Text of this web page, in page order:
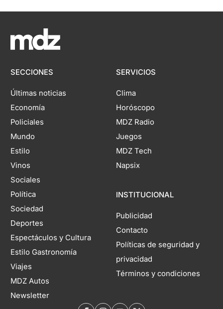
SECCIONES
Últimas noticias
Economía
Policiales
Mundo
Estilo
Vinos
Sociales
Política
Sociedad
Deportes
Espectáculos y Cultura
Estilo Gastronomía
Viajes
MDZ Autos
Newsletter
SERVICIOS
Clima
Horóscopo
MDZ Radio
Juegos
MDZ Tech
Napsix
INSTITUCIONAL
Publicidad
Contacto
Políticas de seguridad y
privacidad
Términos y condiciones